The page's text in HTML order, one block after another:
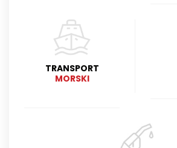
TRANSPORT
MORSKI